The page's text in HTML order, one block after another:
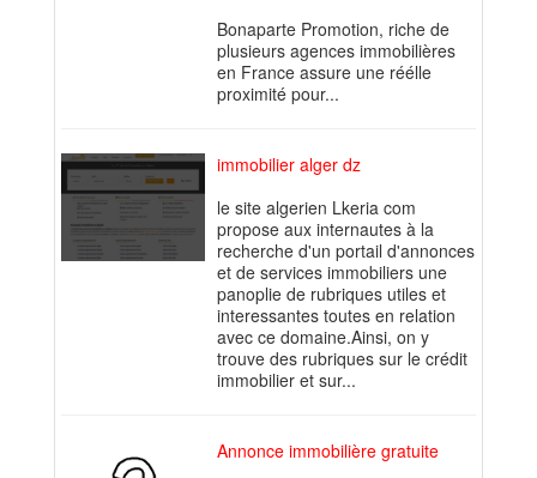
Bonaparte Promotion, riche de
plusieurs agences immobilières
en France assure une réélle
proximité pour...
immobilier alger dz
le site algerien Lkeria com
propose aux internautes à la
recherche d'un portail d'annonces
et de services immobiliers une
panoplie de rubriques utiles et
interessantes toutes en relation
avec ce domaine.Ainsi, on y
trouve des rubriques sur le crédit
immobilier et sur...
Annonce immobilière gratuite